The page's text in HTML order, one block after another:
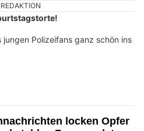
Polizeifans ganz schön ins
locken Opfer